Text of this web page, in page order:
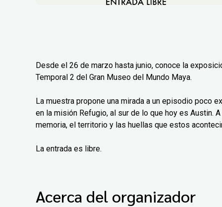
Desde el 26 de marzo hasta junio, conoce la
Temporal 2 del Gran Museo del Mundo Maya.
La muestra propone una mirada a un episodio poco
en la misión Refugio, al sur de lo que hoy es Austin.
memoria, el territorio y las huellas que estos
La entrada es libre.
Acerca del organizador